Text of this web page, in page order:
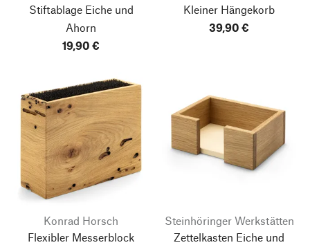
Stiftablage Eiche und
Ahorn
19,90 €
Kleiner Hängekorb
39,90 €
Konrad Horsch
Flexibler Messerblock
Steinhöringer Werkstätten
Zettelkasten Eiche und